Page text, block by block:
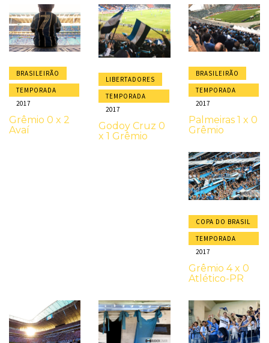
BRASILEIRÃO
TEMPORADA
2017
Grêmio 0 x 2
Avaí
LIBERTADORES
TEMPORADA
2017
Godoy Cruz 0
x 1 Grêmio
BRASILEIRÃO
TEMPORADA
2017
Palmeiras 1 x 0
Grêmio
COPA DO BRASIL
TEMPORADA
2017
Grêmio 4 x 0
Atlético-PR